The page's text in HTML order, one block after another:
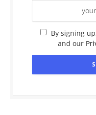
By signing
and our